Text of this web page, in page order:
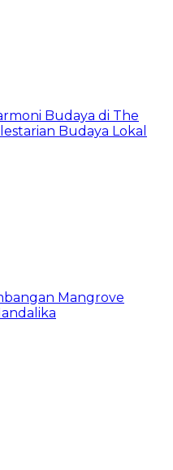
Budaya di The
Budaya Lokal
Mangrove